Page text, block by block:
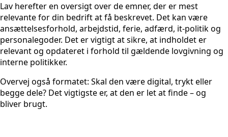
Lav herefter en oversigt over de emner, der er mest
relevante for din bedrift at få beskrevet. Det kan være
ansættelsesforhold, arbejdstid, ferie, adfærd, it-politik og
personalegoder. Det er vigtigt at sikre, at indholdet er
relevant og opdateret i forhold til gældende lovgivning og
interne politikker.
Overvej også formatet: Skal den være digital, trykt eller
begge dele? Det vigtigste er, at den er let at finde – og
bliver brugt.